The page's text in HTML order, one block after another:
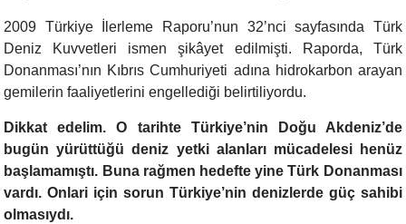
2009 Türkiye İlerleme Raporu’nun 32’nci sayfasında Türk
Deniz Kuvvetleri ismen şikâyet edilmişti. Raporda, Türk
Donanması’nın Kıbrıs Cumhuriyeti adına hidrokarbon arayan
gemilerin faaliyetlerini engellediği belirtiliyordu.
Dikkat edelim. O tarihte Türkiye’nin Doğu Akdeniz’de
bugün yürüttüğü deniz yetki alanları mücadelesi henüz
başlamamıştı. Buna rağmen hedefte yine Türk Donanması
vardı. Onlari için sorun Türkiye’nin denizlerde güç sahibi
olmasıydı.